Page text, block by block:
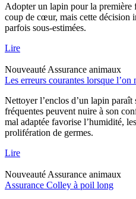
Adopter un lapin pour la première
coup de cœur, mais cette décision
parfois sous-estimées.
Lire
Nouveauté Assurance animaux
Les erreurs courantes lorsque l’on
Nettoyer l’enclos d’un lapin
fréquentes peuvent nuire à son
mal adaptée favorise l’humidité,
prolifération de germes.
Lire
Nouveauté Assurance animaux
Assurance Colley à poil long